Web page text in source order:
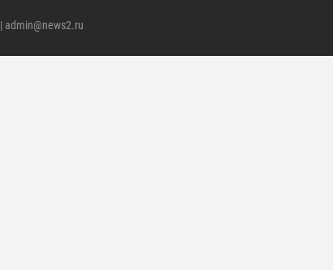
| admin@news2.ru